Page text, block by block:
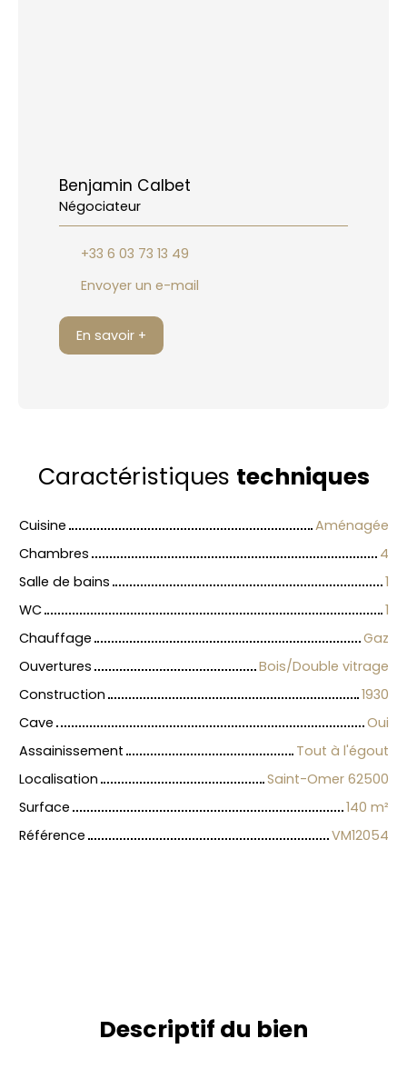
Benjamin Calbet
Négociateur
+33 6 03 73 13 49
Envoyer un e-mail
En savoir +
Caractéristiques techniques
Cuisine
Aménagée
Chambres
4
Salle de bains
1
WC
1
Chauffage
Gaz
Ouvertures
Bois/Double vitrage
Construction
1930
Cave
Oui
Assainissement
Tout à l'égout
Localisation
Saint-Omer 62500
Surface
140 m²
Référence
VM12054
Descriptif du bien